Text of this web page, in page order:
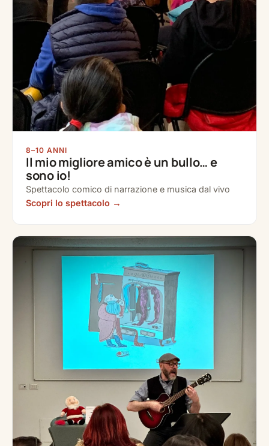
8–10 ANNI
Il mio migliore amico è un bullo… e
sono io!
Spettacolo comico di narrazione e musica dal vivo
Scopri lo spettacolo